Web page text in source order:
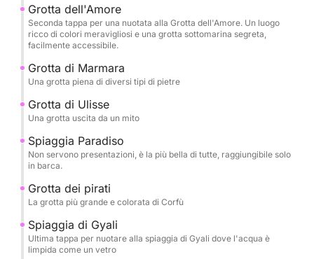
Grotta dell'Amore
Seconda tappa per una nuotata alla Grotta dell'Amore. Un luogo
ricco di colori meravigliosi e una grotta sottomarina segreta,
facilmente accessibile.
Grotta di Marmara
Una grotta piena di diversi tipi di pietre
Grotta di Ulisse
Una grotta uscita da un mito
Spiaggia Paradiso
Non servono presentazioni, è la più bella di tutte, raggiungibile solo
in barca.
Grotta dei pirati
La grotta più grande e colorata di Corfù
Spiaggia di Gyali
Ultima tappa per nuotare alla spiaggia di Gyali dove l'acqua è
limpida come un vetro